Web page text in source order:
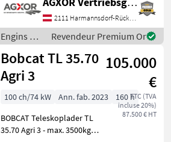
Zusatzgewicht ca.1.600kg
mit Zusatzgewicht ca.
1.900kg - mit Motorentyp
Kubota D1803 CR (3 Zyli
2111 Harmannsdorf-Rückersdorf
Engins de
chantier /
Giant
Revendeur Premium Or
Bobcat TL 35.70
Agri 3
105.000
€
TTC (TVA
incluse 20%)
87.500 € HT
100 ch/74 kW Ann. fab. 2023
160 h
BOBCAT Teleskoplader TL
35.70 Agri 3 - max. 3500kg